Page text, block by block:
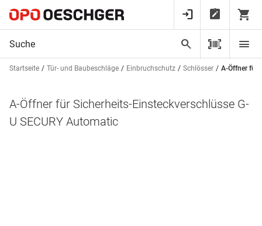
Startseite Tür- und Baubeschläge Einbruchschutz Schlösser A-Öffner für
A-Öffner für Sicherheits-Einsteckverschlüsse G-
U SECURY Automatic